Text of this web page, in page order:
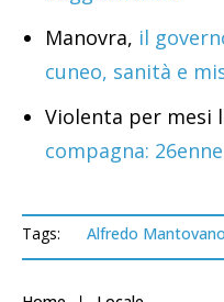
Manovra, il
cuneo, sanità e
Violenta per mesi
compagna:
Tags: Alfredo Mantovano